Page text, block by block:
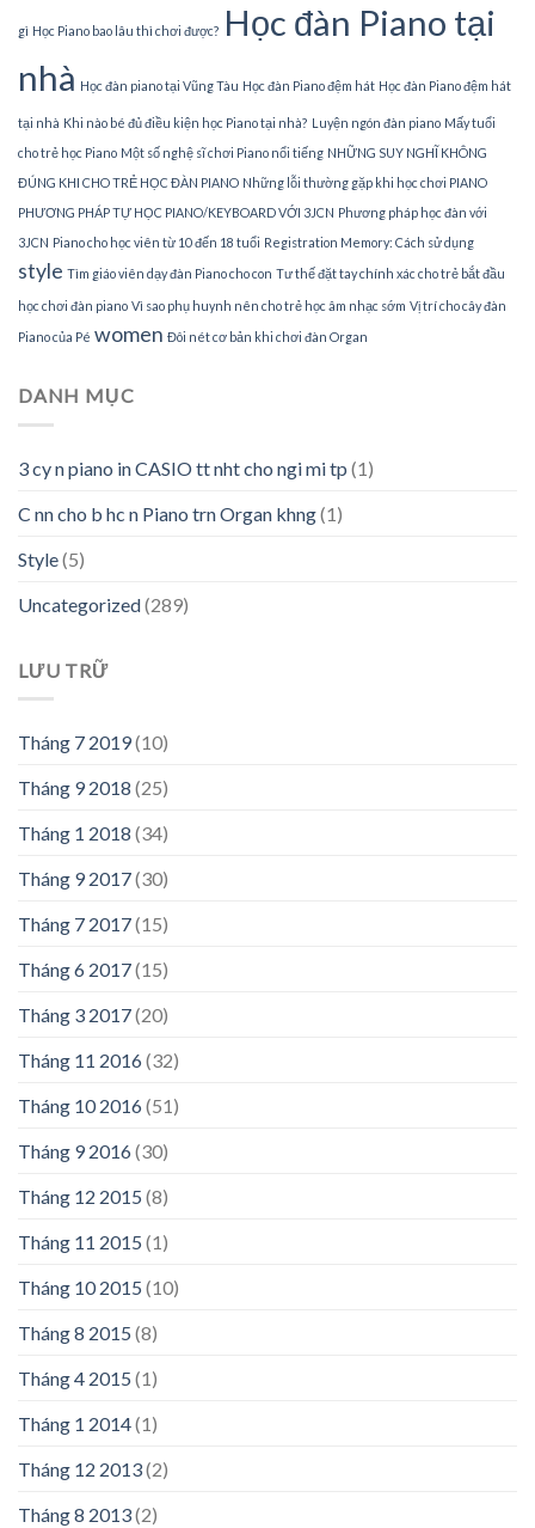
gì Học Piano bao lâu thì chơi được? Học đàn Piano tại
nhà Học đàn piano tại Vũng Tàu Học đàn Piano đệm hát Học đàn Piano đệm hát
tại nhà Khi nào bé đủ điều kiện học Piano tại nhà? Luyện ngón đàn piano Mấy tuổi
cho trẻ học Piano Một số nghệ sĩ chơi Piano nổi tiếng NHỮNG SUY NGHĨ KHÔNG
ĐÚNG KHI CHO TRẺ HỌC ĐÀN PIANO Những lỗi thường gặp khi học chơi PIANO
PHƯƠNG PHÁP TỰ HỌC PIANO/KEYBOARD VỚI 3JCN Phương pháp học đàn với
3JCN Piano cho học viên từ 10 đến 18 tuổi Registration Memory: Cách sử dụng
style Tìm giáo viên dạy đàn Piano cho con Tư thế đặt tay chính xác cho trẻ bắt đầu
học chơi đàn piano Vì sao phụ huynh nên cho trẻ học âm nhạc sớm Vị trí cho cây đàn
Piano của Pé women Đôi nét cơ bản khi chơi đàn Organ
DANH MỤC
3 cy n piano in CASIO tt nht cho ngi mi tp (1)
C nn cho b hc n Piano trn Organ khng(1)
Style(5)
Uncategorized(289)
LƯU TRỮ
Tháng 7 2019(10)
Tháng 9 2018 (25)
Tháng 1 2018 (34)
Tháng 9 2017(30)
Tháng 7 2017(15)
Tháng 6 2017(15)
Tháng 3 2017(20)
Tháng 11 2016(32)
Tháng 10 2016(51)
Tháng 9 2016(30)
Tháng 12 2015 (8)
Tháng 11 2015 (1)
Tháng 10 2015 (10)
Tháng 8 2015 (8)
Tháng 4 2015 (1)
Tháng 1 2014(1)
Tháng 12 2013(2)
Tháng 8 2013(2)